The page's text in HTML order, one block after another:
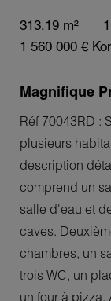
313.19 m²
1 560 000 €
Magnifique
Réf 70043RD :
plusieurs
description
comprend un
salle d'eau et
caves.
chambres, un
trois WC, un
un four à